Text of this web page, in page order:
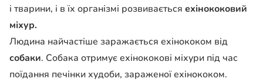
і тварини, і в їх організмі розвивається ехінококовий
міхур.
Людина найчастіше заражається ехінококом від
собаки. Собака отримує ехінококові міхури під час
поїдання печінки худоби, зараженої ехінококом.